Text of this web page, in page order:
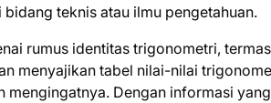
teknis atau ilmu pengetahuan.
rumus identitas trigonometri,
menyajikan tabel nilai-nilai
mengingatnya. Dengan informasi yang